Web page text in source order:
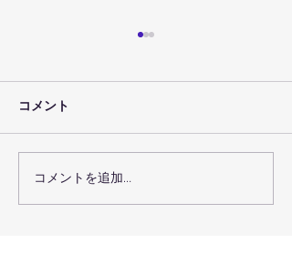
７月３０日（金）のレッ
スン予定
コメント
コメントを追加…